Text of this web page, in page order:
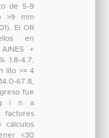
de 5-9
>9 mm
El OR
en
+
1.8-4.7,
lito >= 4
67.8,
fue
i n a
cálculos
<30